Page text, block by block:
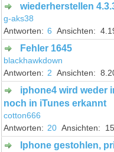
wiederherstellen
g-aks38
6
Fehler 1645
blackhawkdown
2
iphone4 wird weder
noch in iTunes erkannt
cotton666
20
Iphone gestohlen,